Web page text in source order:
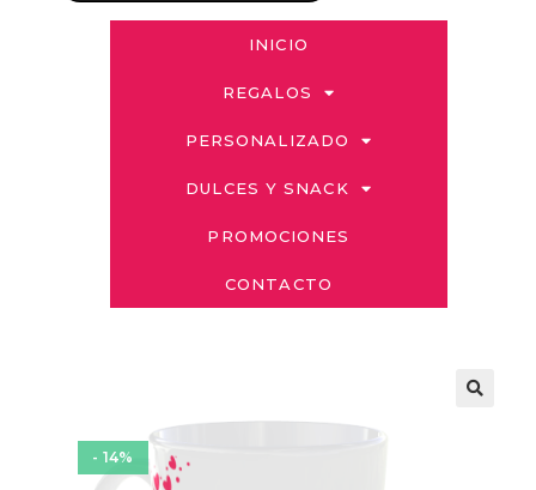
INICIO
REGALOS
PERSONALIZADO
DULCES Y SNACK
PROMOCIONES
CONTACTO
- 14%